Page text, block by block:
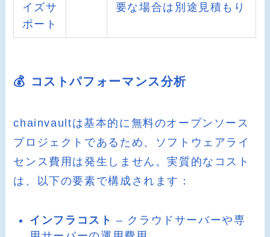
イズサ
ポート
要な場合は別途見積もり
💰 コストパフォーマンス分析
chainvaultは基本的に無料のオープンソース
プロジェクトであるため、ソフトウェアライ
センス費用は発生しません。実質的なコスト
は、以下の要素で構成されます：
インフラコスト – クラウドサーバーや専